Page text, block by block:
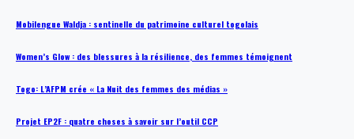
Mobilengue Waldja : sentinelle du patrimoine culturel togolais
Women’s Glow : des blessures à la résilience, des femmes témoignent
Togo: L’AFPM crée « La Nuit des femmes des médias »
Projet EP2F : quatre choses à savoir sur l’outil CCP